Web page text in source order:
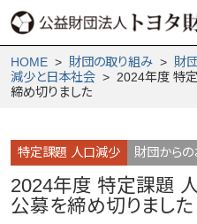
HOME> 財団の取り組み> 財
減少と日本社会> 2024年度 特定
締め切りました
特定課題 人口減少 財団からの
2024年度 特定課題
公募を締め切りました